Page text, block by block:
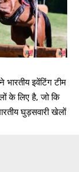
इवेंटिंग टीम
के लिए है, जो कि
घुड़सवारी खेलों